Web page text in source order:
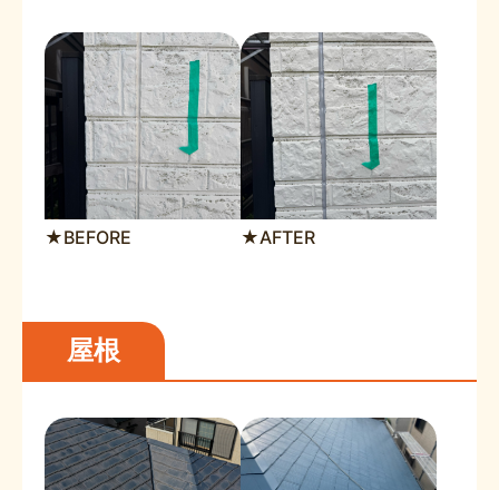
★BEFORE ★AFTER
屋根